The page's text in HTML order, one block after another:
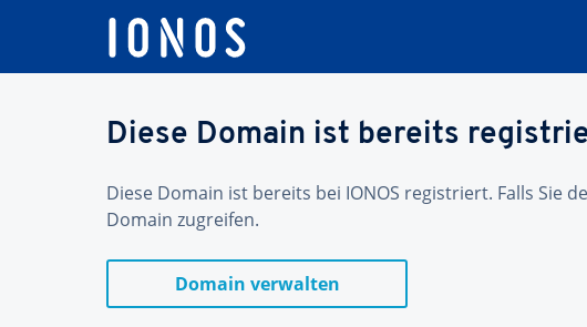
Diese Domain ist bereits
Diese Domain ist bereits bei IONOS registriert. Falls Sie
Domain zugreifen.
Domain verwalten